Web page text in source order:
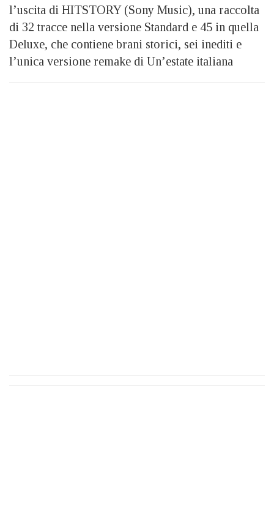
l’uscita di HITSTORY (Sony Music), una raccolta
di 32 tracce nella versione Standard e 45 in quella
Deluxe, che contiene brani storici, sei inediti e
l’unica versione remake di Un’estate italiana